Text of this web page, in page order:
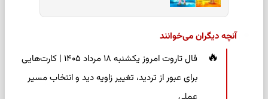
آنچه دیگران می‌خوانند
فال تاروت امروز یکشنبه ۱۸ مرداد ۱۴۰۵ | کارت‌هایی
برای عبور از تردید، تغییر زاویه دید و انتخاب مسیر